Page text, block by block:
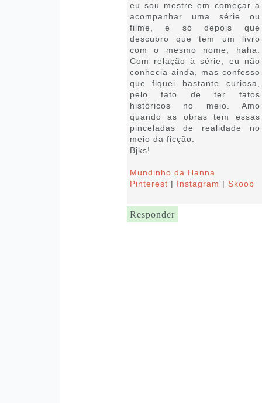
eu sou mestre em começar a
acompanhar uma série ou
filme, e só depois que
descubro que tem um livro
com o mesmo nome, haha.
Com relação à série, eu não
conhecia ainda, mas confesso
que fiquei bastante curiosa,
pelo fato de ter fatos
históricos no meio. Amo
quando as obras tem essas
pinceladas de realidade no
meio da ficção.
Bjks!
Mundinho da Hanna
Pinterest | Instagram | Skoob
Responder